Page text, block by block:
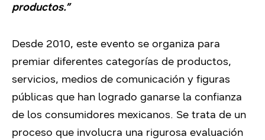
productos.”
Desde 2010, este evento se organiza para
premiar diferentes categorías de productos,
servicios, medios de comunicación y figuras
públicas que han logrado ganarse la confianza
de los consumidores mexicanos. Se trata de un
proceso que involucra una rigurosa evaluación